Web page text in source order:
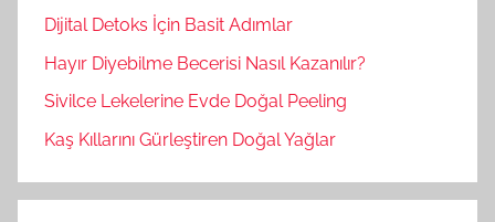
Dijital Detoks İçin Basit Adımlar
Hayır Diyebilme Becerisi Nasıl Kazanılır?
Sivilce Lekelerine Evde Doğal Peeling
Kaş Kıllarını Gürleştiren Doğal Yağlar